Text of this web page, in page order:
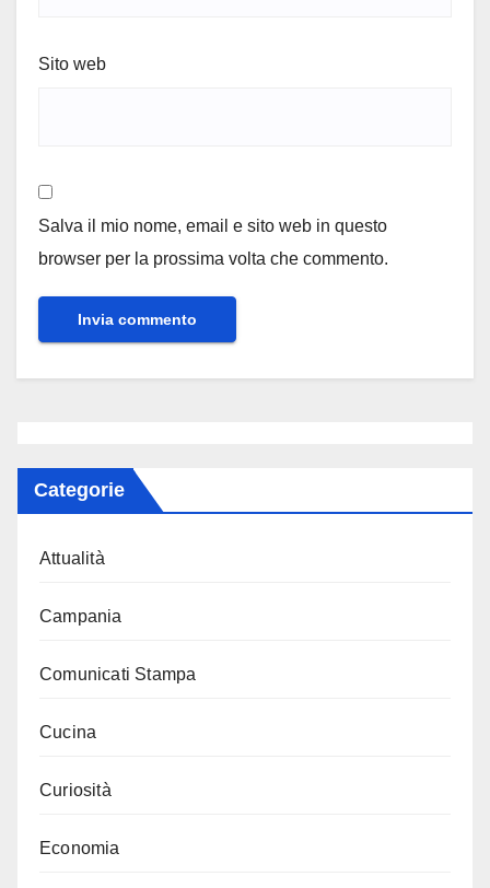
Sito web
Salva il mio nome, email e sito web in questo
browser per la prossima volta che commento.
Categorie
Attualità
Campania
Comunicati Stampa
Cucina
Curiosità
Economia